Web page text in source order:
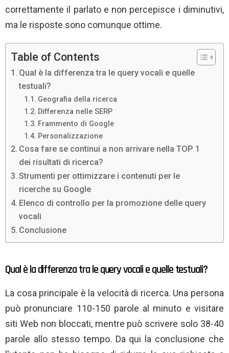
correttamente il parlato e non percepisce i diminutivi,
ma le risposte sono comunque ottime.
Table of Contents
Qual è la differenza tra le query vocali e quelle
testuali?
Geografia della ricerca
Differenza nelle SERP
Frammento di Google
Personalizzazione
Cosa fare se continui a non arrivare nella TOP 1
dei risultati di ricerca?
Strumenti per ottimizzare i contenuti per le
ricerche su Google
Elenco di controllo per la promozione delle query
vocali
Conclusione
Qual è la differenza tra le query vocali e quelle testuali?
La cosa principale è la velocità di ricerca. Una persona
può pronunciare 110-150 parole al minuto e visitare
siti Web non bloccati, mentre può scrivere solo 38-40
parole allo stesso tempo. Da qui la conclusione che